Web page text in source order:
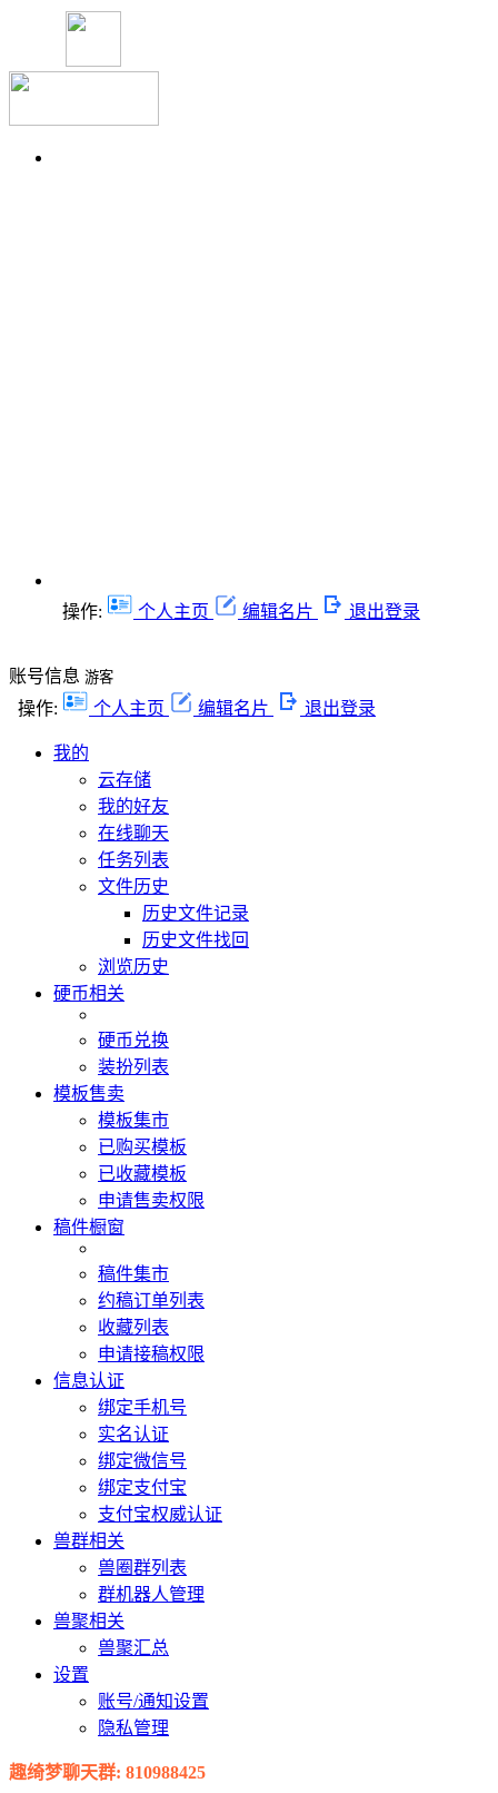
操作: 个人主页 编辑名片 退出登录
账号信息 游客
操作: 个人主页 编辑名片 退出登录
我的
云存储
我的好友
在线聊天
任务列表
文件历史
历史文件记录
历史文件找回
浏览历史
硬币相关
硬币兑换
装扮列表
模板售卖
模板集市
已购买模板
已收藏模板
申请售卖权限
稿件橱窗
稿件集市
约稿订单列表
收藏列表
申请接稿权限
信息认证
绑定手机号
实名认证
绑定微信号
绑定支付宝
支付宝权威认证
兽群相关
兽圈群列表
群机器人管理
兽聚相关
兽聚汇总
设置
账号/通知设置
隐私管理
趣绮梦聊天群: 810988425